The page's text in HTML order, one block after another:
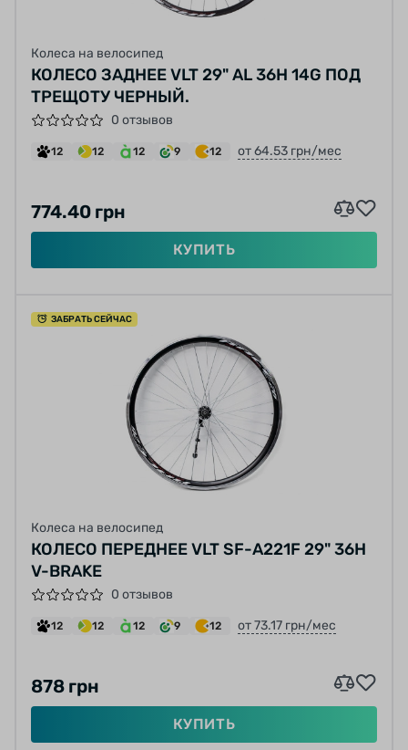
Колеса на велосипед
КОЛЕСО ЗАДНЕЕ VLT 29" AL 36H 14G ПОД
ТРЕЩОТУ ЧЕРНЫЙ.
0 отзывов
12 12 12 9 12 от 64.53 грн/мес
774.40 грн
КУПИТЬ
ЗАБРАТЬ СЕЙЧАС
Колеса на велосипед
КОЛЕСО ПЕРЕДНЕЕ VLT SF-A221F 29" 36H
V-BRAKE
0 отзывов
12 12 12 9 12 от 73.17 грн/мес
878 грн
КУПИТЬ